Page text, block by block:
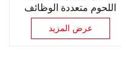
اللحوم متعددة الوظائف
مطاحن الطعام آلة اللحوم
المفرمة
عرض المزيد